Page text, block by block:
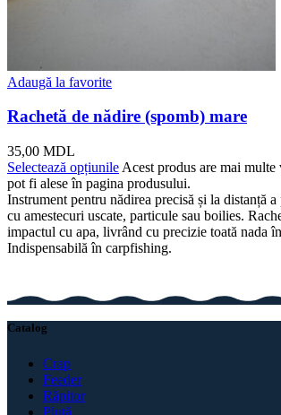
Adaugă la favorite
Rachetă de nădire (spomb) mare
35,00 MDL
Selectează opțiunile Acest produs are mai
pot fi alese în pagina produsului.
Instrument pentru nădirea precisă și la distanță
cu amestecuri uscate, particule sau boilies.
impactul cu apa, livrând cu precizie toată nada
Indispensabilă în carpfishing.
Catalog
Crap
Feeder
Răpitor
Plută